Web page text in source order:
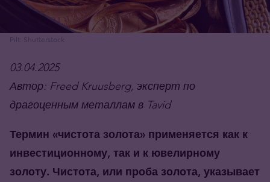
Pilt: Shutterstock
03.04.2025
Автор: Freed Kruusberg, эксперт по
драгоценным металлам в Tavid
Термин «чистота золота» применяется как к
инвестиционному, так и к ювелирному
золоту. Чистота, или проба золота, указывает